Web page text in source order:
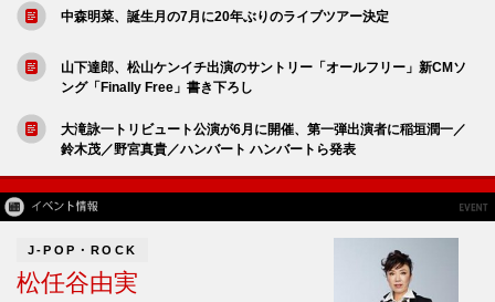
中森明菜、誕生月の7月に20年ぶりのライブツアー決定
山下達郎、松山ケンイチ出演のサントリー「オールフリー」新CMソ
ング「Finally Free」書き下ろし
大滝詠一トリビュート公演が6月に開催、第一弾出演者に稲垣潤一／
鈴木茂／野宮真貴／ハンバート ハンバートら発表
J-POP・ROCK
松任谷由実